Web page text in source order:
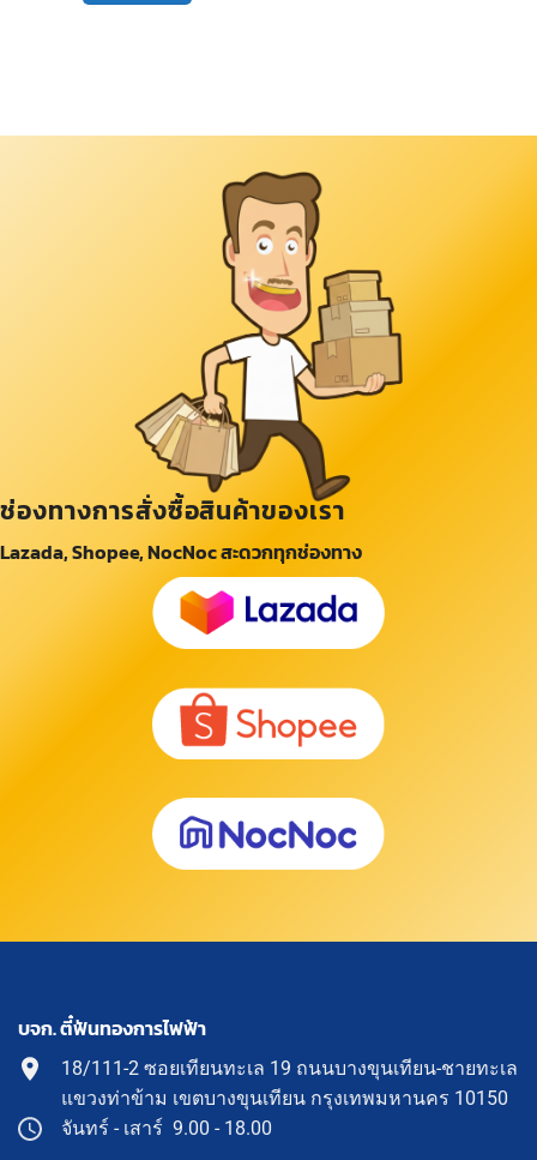
ช่องทางการสั่งซื้อสินค้าของเรา
Lazada, Shopee, NocNoc สะดวกทุกช่องทาง
บจก. ตี๋ฟันทองการไฟฟ้า
18/111-2 ซอยเทียนทะเล 19 ถนนบางขุนเทียน-ชายทะเล
แขวงท่าข้าม เขตบางขุนเทียน กรุงเทพมหานคร 10150
จันทร์ - เสาร์ 9.00 - 18.00